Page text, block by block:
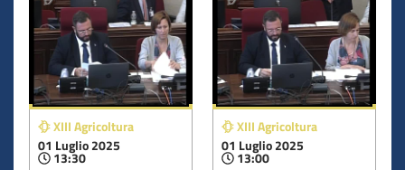
XIII Agricoltura
01 Luglio 2025
13:30
XIII Agricoltura
01 Luglio 2025
13:00